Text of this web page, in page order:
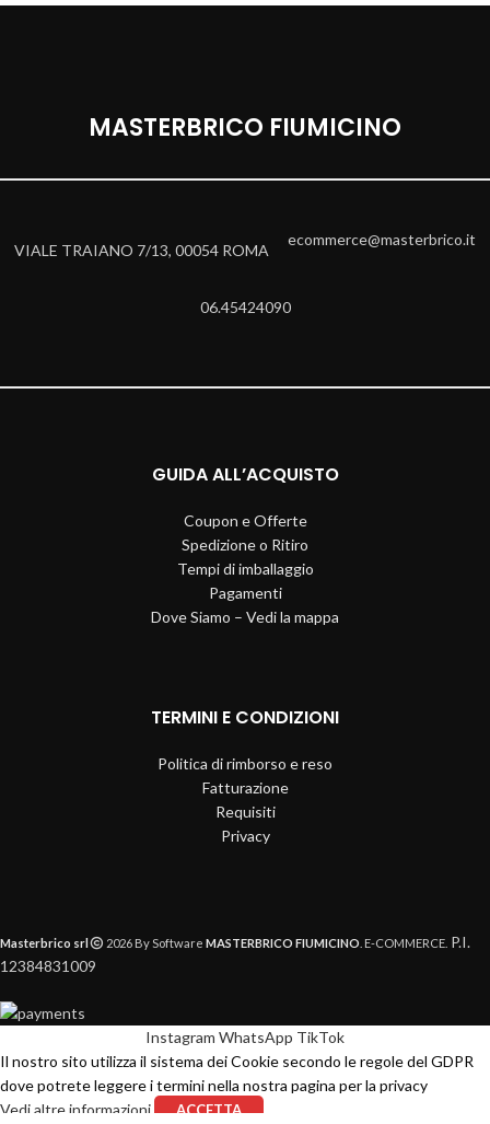
MASTERBRICO FIUMICINO
VIALE TRAIANO 7/13, 00054 ROMA
ecommerce@masterbrico.it
06.45424090
GUIDA ALL’ACQUISTO
Coupon e Offerte
Spedizione o Ritiro
Tempi di imballaggio
Pagamenti
Dove Siamo – Vedi la mappa
TERMINI E CONDIZIONI
Politica di rimborso e reso
Fatturazione
Requisiti
Privacy
Masterbrico srl 2026 By Software MASTERBRICO FIUMICINO . E-COMMERCE. P.I.
12384831009
Instagram WhatsApp TikTok
Il nostro sito utilizza il sistema dei Cookie secondo le regole del GDPR
dove potrete leggere i termini nella nostra pagina per la privacy
Vedi altre informazioni
ACCETTA